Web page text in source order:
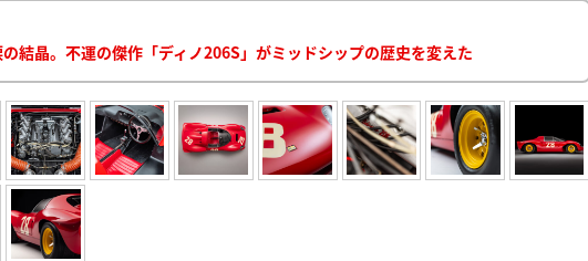
結晶。不運の傑作「ディノ206S」がミッドシップの歴史を変えた